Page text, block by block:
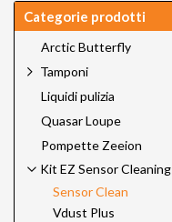
Categorie prodotti
Arctic Butterfly
Tamponi
Liquidi pulizia
Quasar Loupe
Pompette Zeeion
Kit EZ Sensor Cleaning
Sensor Clean
Vdust Plus